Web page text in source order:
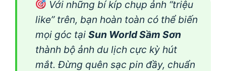
Với những bí kíp chụp ảnh “triệu
like” trên, bạn hoàn toàn có thể biến
mọi góc tại Sun World Sầm Sơn
thành bộ ảnh du lịch cực kỳ hút
mắt. Đừng quên sạc pin đầy, chuẩn